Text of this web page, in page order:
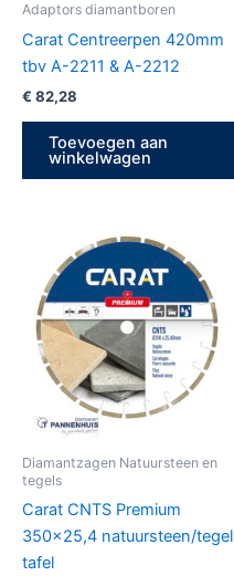
Adaptors diamantboren
Carat Centreerpen 420mm
tbv A-2211 & A-2212
€ 82,28
Toevoegen aan
winkelwagen
Diamantzagen Natuursteen en
tegels
Carat CNTS Premium
350×25,4 natuursteen/tegel
tafel